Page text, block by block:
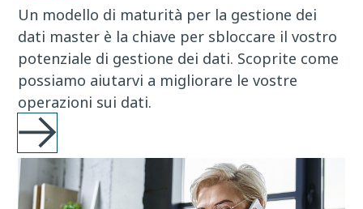
Un modello di maturità per la gestione dei
dati master è la chiave per sbloccare il vostro
potenziale di gestione dei dati. Scoprite come
possiamo aiutarvi a migliorare le vostre
operazioni sui dati.